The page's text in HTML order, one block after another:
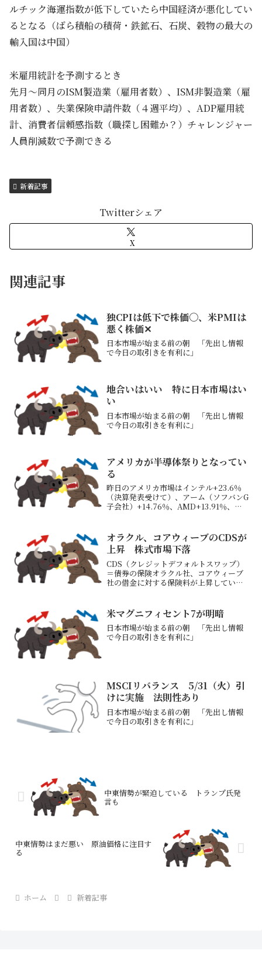
ルチック海運指数が低下していたら中国経済が悪化してい
るとなる（ばら積船の積荷・鉄鉱石、石炭、穀物の最大の
輸入国は中国）
米雇用統計を予測するとき
先月～同月のISM製造業（雇用者数）、ISM非製造業（雇
用者数）、失業保険申請件数（４週平均）、ADP雇用統
計、消費者信頼感指数（職探し困難か？）チャレンジャー
人員削減数で予測できる
新着記事
Twitterシェア
X
関連記事
独CPIは低下で株価〇、米PMIは
悪く株価✕
日本市場が始まる前の朝 「先出し情報
で今日の取引きを有利に」
地合いはいい 特に日本市場はい
い
日本市場が始まる前の朝 「先出し情報
で今日の取引きを有利に」
アメリカが半導体祭りとなってい
る
昨日のアメリカ市場はインテル+23.6％
（決算発表受けて）、アーム（ソフバンG
子会社）+14.76％、AMD+13.91％、ク
体指数が+4.32％で最高値更新...
オラクル、コアウィーブのCDSが
上昇 株式市場下落
CDS（クレジットデフォルトスワップ）
＝債券の保険オラクル社、コアウィーブ
社の借金に対する保険料が上昇している
－5.40％水色のラインがコアウィーブの
クレジットデフォ...
米マグニフィセント7が明暗
日本市場が始まる前の朝 「先出し情報
で今日の取引きを有利に」
MSCIリバランス 5/31（火）引
けに実施 法則性あり
日本市場が始まる前の朝 「先出し情報
で今日の取引きを有利に」
中東情勢が緊迫している トランプ氏発
言も
中東情勢はまだ悪い 原油価格に注目す
る
ホーム 新着記事